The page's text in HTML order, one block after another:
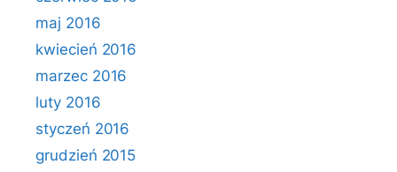
maj 2016
kwiecień 2016
marzec 2016
luty 2016
styczeń 2016
grudzień 2015